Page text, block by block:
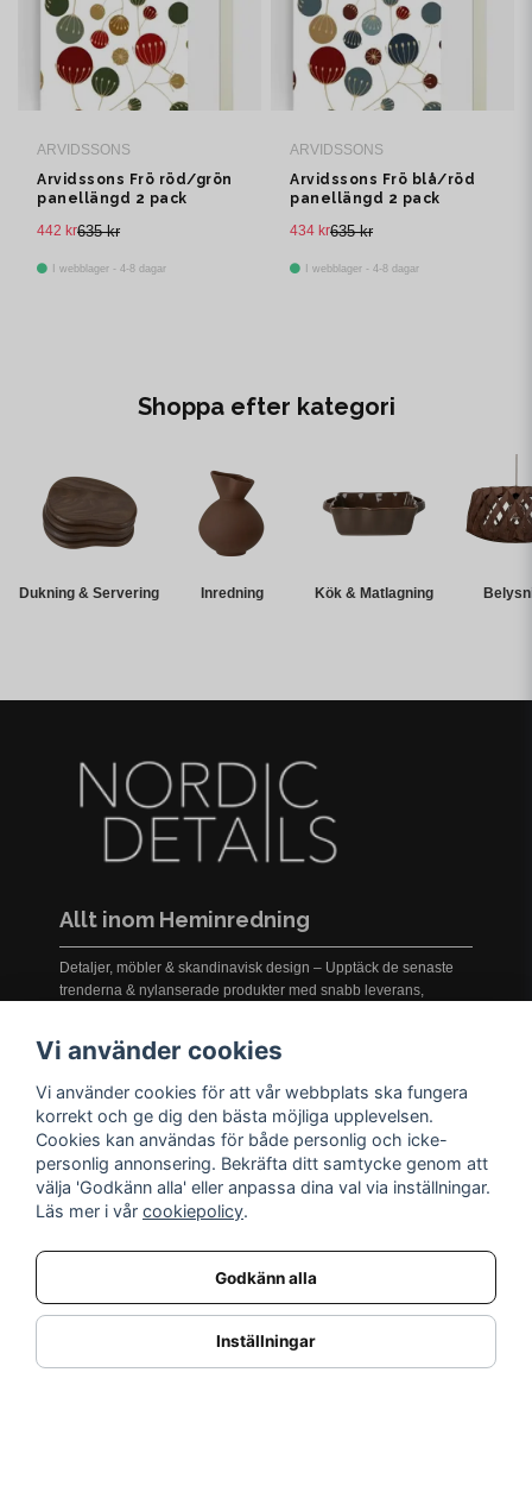
ARVIDSSONS
Arvidssons Frö röd/grön
panellängd 2 pack
635 kr
442 kr
I webblager - 4-8 dagar
ARVIDSSONS
Arvidssons Frö blå/röd
panellängd 2 pack
635 kr
434 kr
I webblager - 4-8 dagar
Shoppa efter kategori
Dukning & Servering Inredning Kök & Matlagning
Allt inom Heminredning
Detaljer, möbler & skandinavisk design – Upptäck de senaste
trenderna & nylanserade produkter med snabb leverans,
INFORMATION
Nyheter
Kampanjer
Varumärken
Vi använder cookies
Vi använder cookies för att vår webbplats ska fungera
korrekt och ge dig den bästa möjliga upplevelsen.
Cookies kan användas för både personlig och icke-
personlig annonsering. Bekräfta ditt samtycke genom att
välja 'Godkänn alla' eller anpassa dina val via inställningar.
Läs mer i vår cookiepolicy.
Godkänn alla
Inställningar